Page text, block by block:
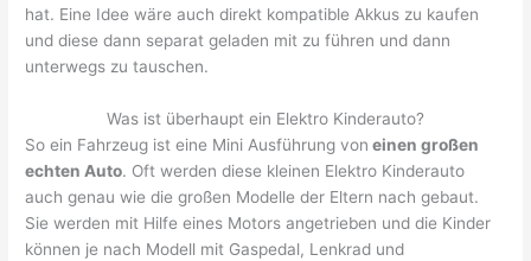
hat. Eine Idee wäre auch direkt kompatible Akkus zu kaufen
und diese dann separat geladen mit zu führen und dann
unterwegs zu tauschen.
Was ist überhaupt ein Elektro Kinderauto?
So ein Fahrzeug ist eine Mini Ausführung von einen großen
echten Auto. Oft werden diese kleinen Elektro Kinderauto
auch genau wie die großen Modelle der Eltern nach gebaut.
Sie werden mit Hilfe eines Motors angetrieben und die Kinder
können je nach Modell mit Gaspedal, Lenkrad und